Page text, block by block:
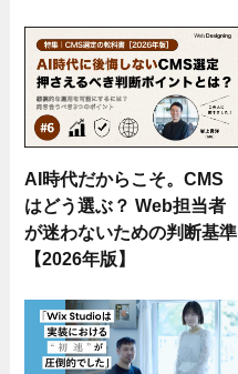
AI時代だからこそ。CMS
はどう選ぶ？ Web担当者
が迷わないための判断基準
【2026年版】